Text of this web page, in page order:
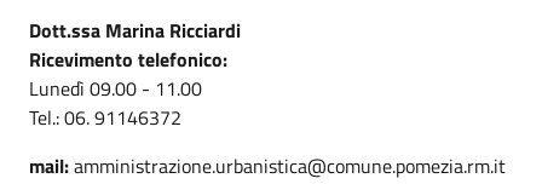
Dott.ssa Marina Ricciardi
Ricevimento telefonico:
Lunedì 09.00 - 11.00
Tel.: 06. 91146372
mail:amministrazione.urbanistica@comune.pomezia.rm.it